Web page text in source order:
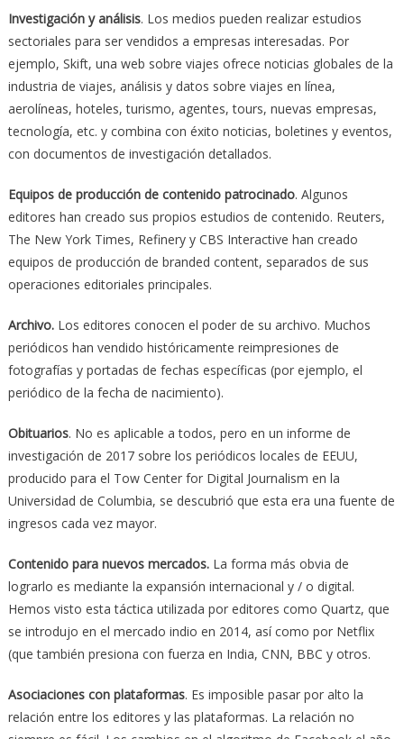
Investigación y análisis. Los medios pueden realizar estudios
sectoriales para ser vendidos a empresas interesadas. Por
ejemplo, Skift, una web sobre viajes ofrece noticias globales de la
industria de viajes, análisis y datos sobre viajes en línea,
aerolíneas, hoteles, turismo, agentes, tours, nuevas empresas,
tecnología, etc. y combina con éxito noticias, boletines y eventos,
con documentos de investigación detallados.
Equipos de producción de contenido patrocinado. Algunos
editores han creado sus propios estudios de contenido. Reuters,
The New York Times, Refinery y CBS Interactive han creado
equipos de producción de branded content, separados de sus
operaciones editoriales principales.
Archivo.Los editores conocen el poder de su archivo. Muchos
periódicos han vendido históricamente reimpresiones de
fotografías y portadas de fechas específicas (por ejemplo, el
periódico de la fecha de nacimiento).
Obituarios. No es aplicable a todos, pero en un informe de
investigación de 2017 sobre los periódicos locales de EEUU,
producido para el Tow Center for Digital Journalism en la
Universidad de Columbia, se descubrió que esta era una fuente de
ingresos cada vez mayor.
Contenido para nuevos mercados.La forma más obvia de
lograrlo es mediante la expansión internacional y / o digital.
Hemos visto esta táctica utilizada por editores como Quartz, que
se introdujo en el mercado indio en 2014, así como por Netflix
(que también presiona con fuerza en India, CNN, BBC y otros.
Asociaciones con plataformas. Es imposible pasar por alto la
relación entre los editores y las plataformas. La relación no